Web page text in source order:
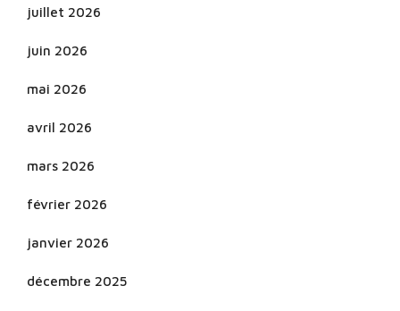
juillet 2026
juin 2026
mai 2026
avril 2026
mars 2026
février 2026
janvier 2026
décembre 2025